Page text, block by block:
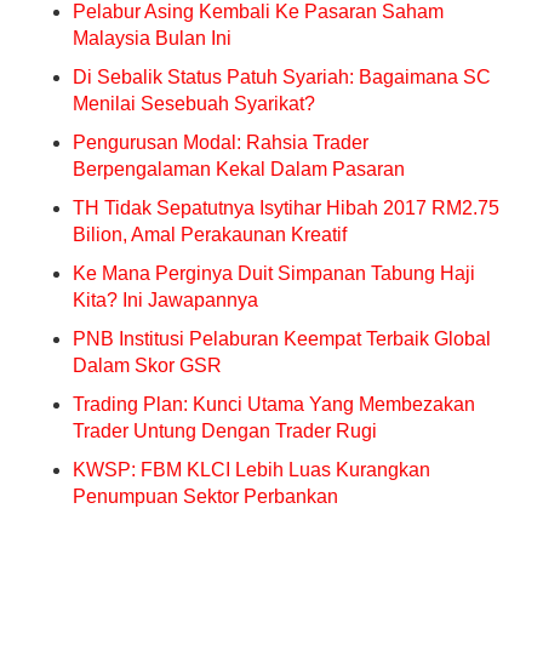
Pelabur Asing Kembali Ke Pasaran Saham
Malaysia Bulan Ini
Di Sebalik Status Patuh Syariah: Bagaimana SC
Menilai Sesebuah Syarikat?
Pengurusan Modal: Rahsia Trader
Berpengalaman Kekal Dalam Pasaran
TH Tidak Sepatutnya Isytihar Hibah 2017 RM2.75
Bilion, Amal Perakaunan Kreatif
Ke Mana Perginya Duit Simpanan Tabung Haji
Kita? Ini Jawapannya
PNB Institusi Pelaburan Keempat Terbaik Global
Dalam Skor GSR
Trading Plan: Kunci Utama Yang Membezakan
Trader Untung Dengan Trader Rugi
KWSP: FBM KLCI Lebih Luas Kurangkan
Penumpuan Sektor Perbankan